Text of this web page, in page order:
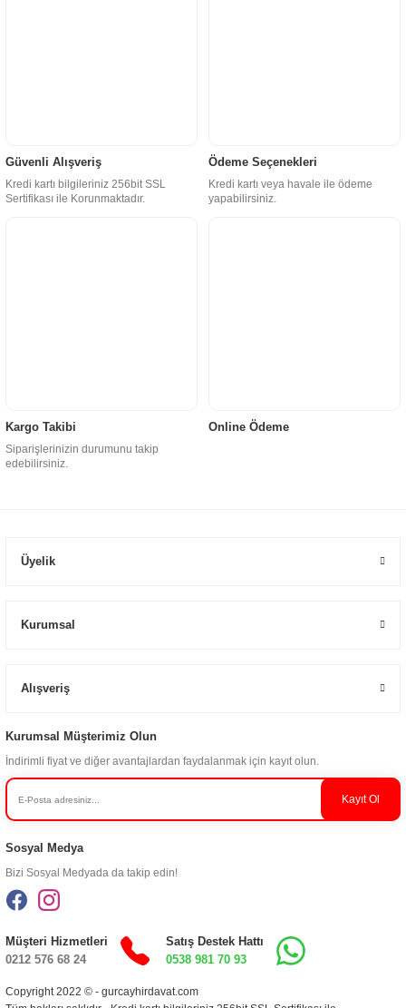
Güvenli Alışveriş
Kredi kartı bilgileriniz 256bit SSL
Sertifikası ile Korunmaktadır.
Ödeme Seçenekleri
Kredi kartı veya havale ile ödeme
yapabilirsiniz.
Kargo Takibi
Siparişlerinizin durumunu takip
edebilirsiniz.
Online Ödeme
Üyelik
Kurumsal
Alışveriş
Kurumsal Müşterimiz Olun
İndirimli fiyat ve diğer avantajlardan faydalanmak için kayıt olun.
Kayıt Ol
Sosyal Medya
Bizi Sosyal Medyada da takip edin!
Copyright 2022 © - gurcayhirdavat.com
Müşteri Hizmetleri
0212 576 68 24
Satış Destek Hattı
0538 981 70 93